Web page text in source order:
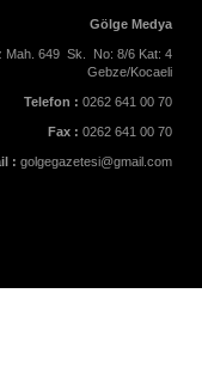
Gölge Medya
Mah. 649 Sk. No: 8/6 Kat: 4
Gebze/Kocaeli
Telefon : 0262 641 00 70
Fax : 0262 641 00 70
: golgegazetesi@gmail.com